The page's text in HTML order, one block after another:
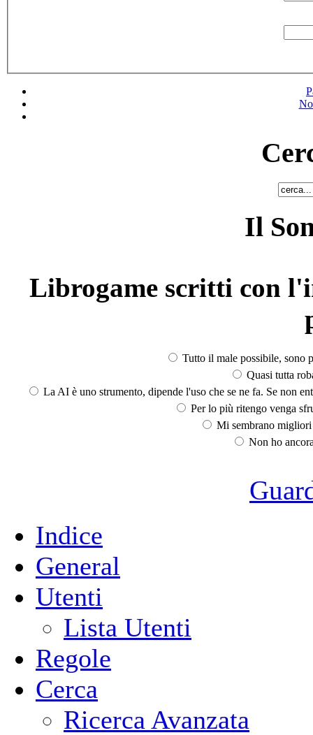
Il
Librogame scritti con
Tutto il male possibile, sono
Quasi tutta
La AI è uno strumento, dipende l'uso che se ne fa. Se non
Per lo più ritengo venga
Mi sembrano
Non ho
Indice
General
Utenti
Lista Utenti
Regole
Cerca
Ricerca Avanzata